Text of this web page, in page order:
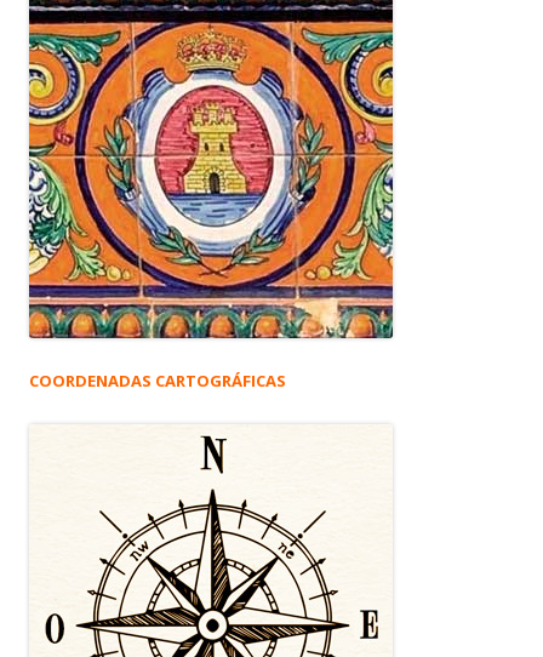
COORDENADAS CARTOGRÁFICAS